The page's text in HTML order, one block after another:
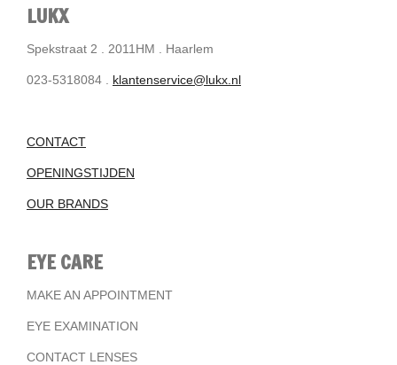
LUKX
Spekstraat 2 . 2011HM . Haarlem
023-5318084 . klantenservice@lukx.nl
CONTACT
OPENINGSTIJDEN
OUR BRANDS
EYE CARE
MAKE AN APPOINTMENT
EYE EXAMINATION
CONTACT LENSES